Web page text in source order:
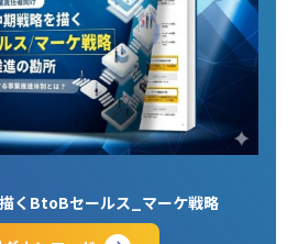
くBtoBセールス_マーケ戦略